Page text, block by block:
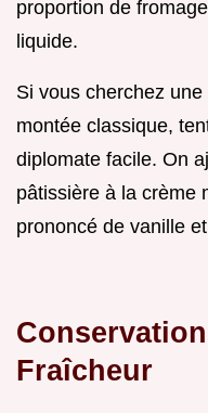
proportion de
liquide.
Si vous cherchez
montée classique,
diplomate facile. On
pâtissière à la crème
prononcé de vanille
Fraîcheur